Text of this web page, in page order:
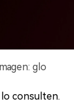
glo
consulten.